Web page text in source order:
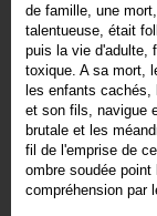
de famille, une
talentueuse, était
puis la vie d'adulte,
toxique. A sa mort,
les enfants
et son fils, navigue
brutale et les
fil de l'emprise de
ombre soudée point
compréhension par